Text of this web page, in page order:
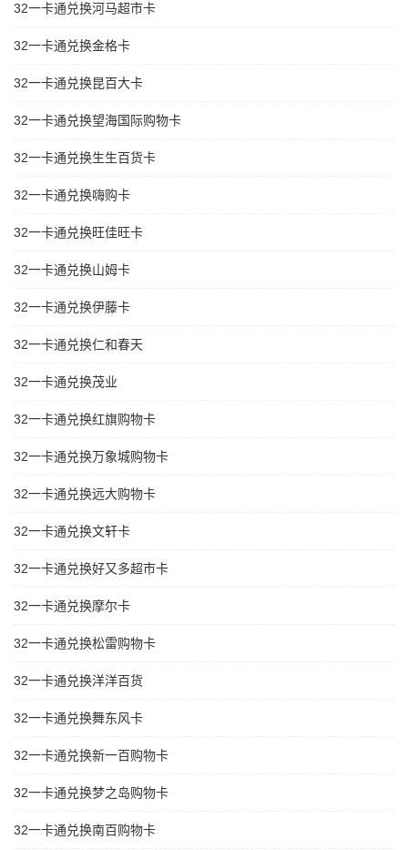
32一卡通兑换河马超市卡
32一卡通兑换金格卡
32一卡通兑换昆百大卡
32一卡通兑换望海国际购物卡
32一卡通兑换生生百货卡
32一卡通兑换嗨购卡
32一卡通兑换旺佳旺卡
32一卡通兑换山姆卡
32一卡通兑换伊藤卡
32一卡通兑换仁和春天
32一卡通兑换茂业
32一卡通兑换红旗购物卡
32一卡通兑换万象城购物卡
32一卡通兑换远大购物卡
32一卡通兑换文轩卡
32一卡通兑换好又多超市卡
32一卡通兑换摩尔卡
32一卡通兑换松雷购物卡
32一卡通兑换洋洋百货
32一卡通兑换舞东风卡
32一卡通兑换新一百购物卡
32一卡通兑换梦之岛购物卡
32一卡通兑换南百购物卡